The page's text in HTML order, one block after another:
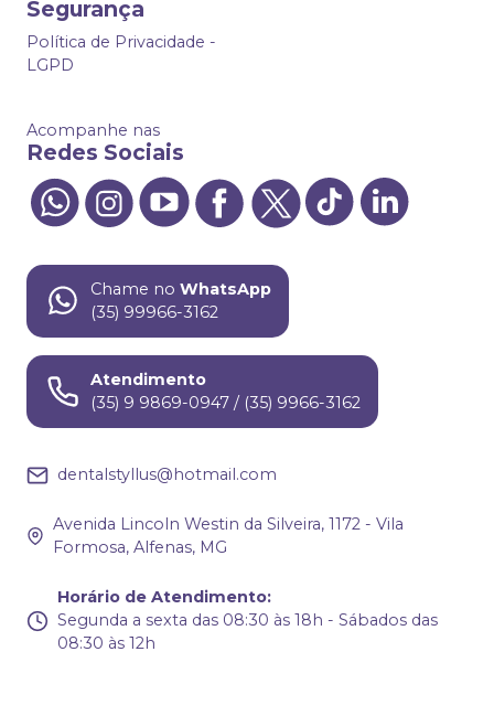
Segurança
Política de Privacidade -
LGPD
Acompanhe nas
Redes Sociais
Chame no WhatsApp
(35) 99966-3162
Atendimento
(35) 9 9869-0947 / (35) 9966-3162
dentalstyllus@hotmail.com
Avenida Lincoln Westin da Silveira, 1172 - Vila
Formosa, Alfenas, MG
Horário de Atendimento:
Segunda a sexta das 08:30 às 18h - Sábados das
08:30 às 12h